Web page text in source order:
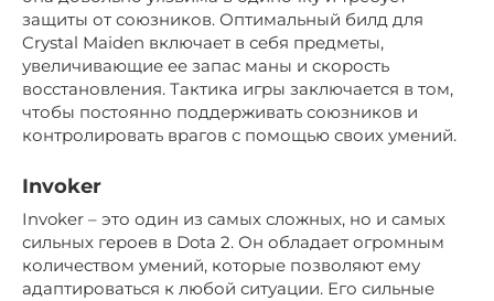
защиты от союзников. Оптимальный билд для
Crystal Maiden включает в себя предметы,
увеличивающие ее запас маны и скорость
восстановления. Тактика игры заключается в том,
чтобы постоянно поддерживать союзников и
контролировать врагов с помощью своих умений.
Invoker
Invoker – это один из самых сложных, но и самых
сильных героев в Dota 2. Он обладает огромным
количеством умений, которые позволяют ему
адаптироваться к любой ситуации. Его сильные